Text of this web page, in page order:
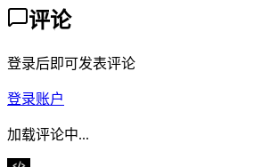
评论
登录后即可发表评论
登录账户
加载评论中...